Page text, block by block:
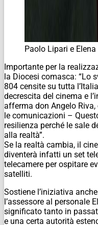
Paolo Lipari e Elena
Importante per la
la Diocesi comasca: “Lo
804 censite su tutta
decrescita del cinema e
afferma don Angelo Riva,
le comunicazioni –
resilienza perché le sale
alla realtà”.
Se la realtà cambia, il
diventerà infatti un set
telecamere per ospitare
satelliti.
Sostiene l’iniziativa
l’assessore al personale
significato tanto in
e una certa autorità